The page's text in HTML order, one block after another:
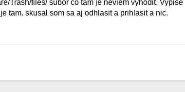
Trash/files/ subor co tam je neviem vyhodit. Vypise
tam. skusal som sa aj odhlasit a prihlasit a nic.